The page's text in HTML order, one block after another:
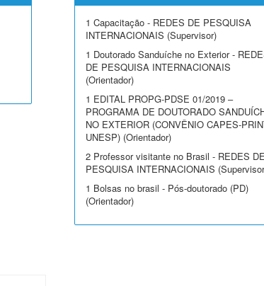
1 Capacitação - REDES DE PESQUISA
INTERNACIONAIS (Supervisor)
1 Doutorado Sanduíche no Exterior -
DE PESQUISA INTERNACIONAIS
(Orientador)
1 EDITAL PROPG-PDSE 01/2019 –
PROGRAMA DE DOUTORADO
NO EXTERIOR (CONVÊNIO CAPES-
UNESP) (Orientador)
2 Professor visitante no Brasil - REDES DE
PESQUISA INTERNACIONAIS
1 Bolsas no brasil - Pós-doutorado (PD)
(Orientador)